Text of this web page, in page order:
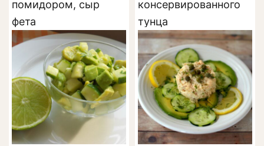
помидором, сыр
фета
консервированного
тунца